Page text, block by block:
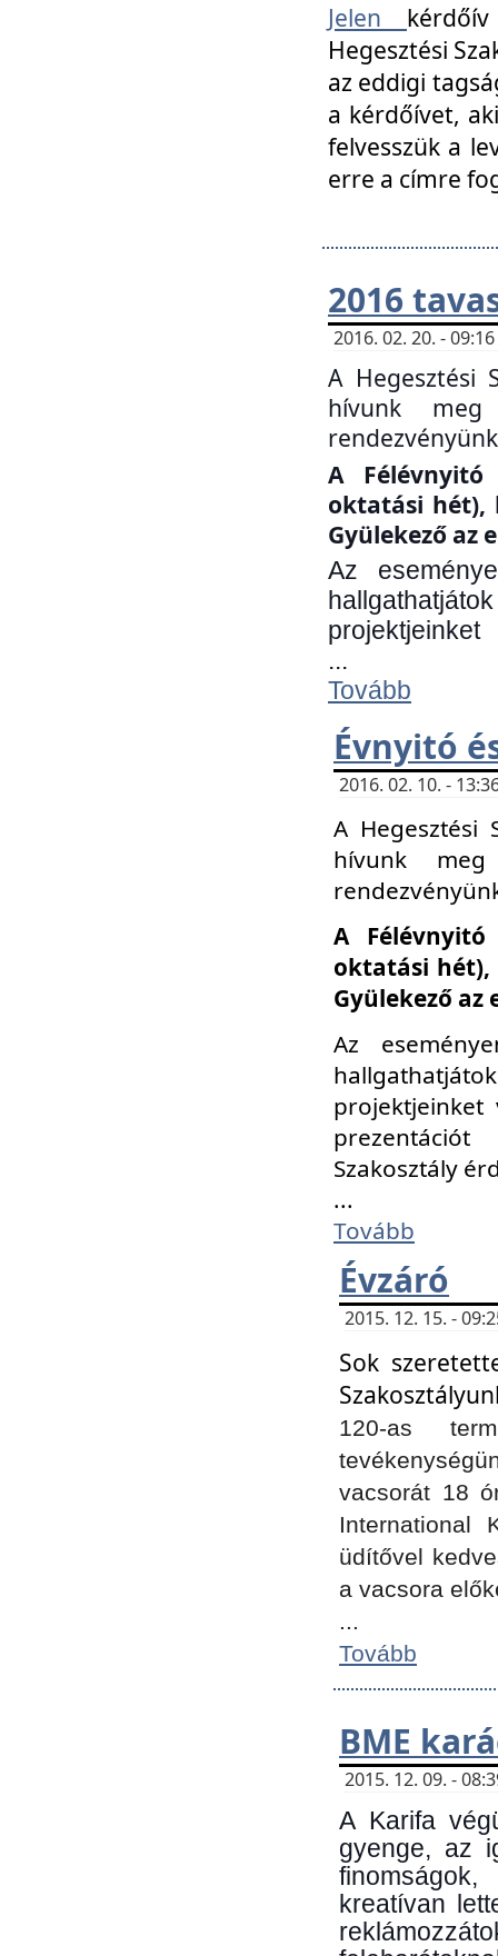
Jelen
Hegesztési
az eddigi
a kérdőívet,
felvesszük a
erre a címre
2016
2016. 02. 20. -
A Hegesztési
hívunk
A
oktatási hét),
Gyülekező az
Az
projektjeinket
...
Tovább
Évnyitó
2016. 02. 10. -
A Hegesztési
hívunk
A
oktatási hét),
Gyülekező az
Az
Szakosztály
...
Tovább
Évzáró
2015. 12. 15. -
Sok
120-as
vacsorát 18
International
üdítővel
a vacsora
...
Tovább
BME
2015. 12. 09. -
A Karifa
gyenge, az
kreatívan